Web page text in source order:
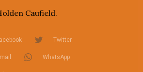
Caufield.
Twitter
WhatsApp